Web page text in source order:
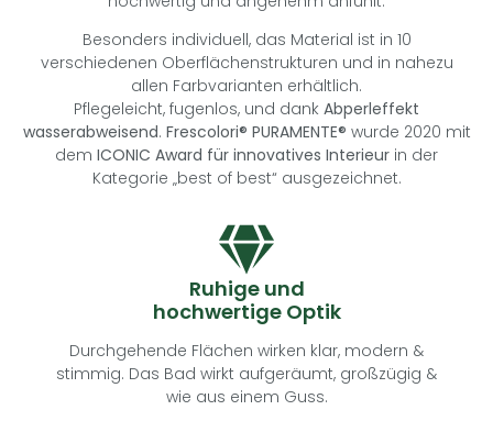
Besonders individuell, das Material ist in 10
verschiedenen Oberflächenstrukturen und in nahezu
allen Farbvarianten erhältlich.
Pflegeleicht, fugenlos, und dank Abperleffekt
wasserabweisend. Frescolori® PURAMENTE® wurde 2020 mit
dem ICONIC Award für innovatives Interieur in der
Kategorie „best of best“ ausgezeichnet.
Ruhige und
hochwertige Optik
Durchgehende Flächen wirken klar, modern &
stimmig. Das Bad wirkt aufgeräumt, großzügig &
wie aus einem Guss.